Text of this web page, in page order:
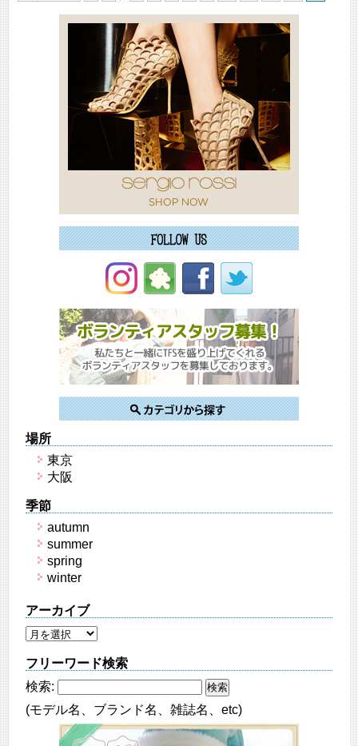
場所
東京
大阪
季節
autumn
summer
spring
winter
アーカイブ
フリーワード検索
検索:
(モデル名、ブランド名、雑誌名、etc)